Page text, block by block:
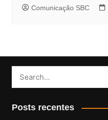
Comunicação SBC
Posts recentes